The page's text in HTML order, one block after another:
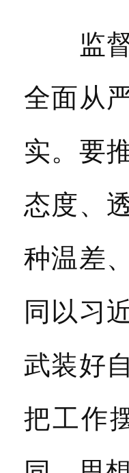
监督
全面从
实。要
态度、
种温差
同以习
武装好
把工作